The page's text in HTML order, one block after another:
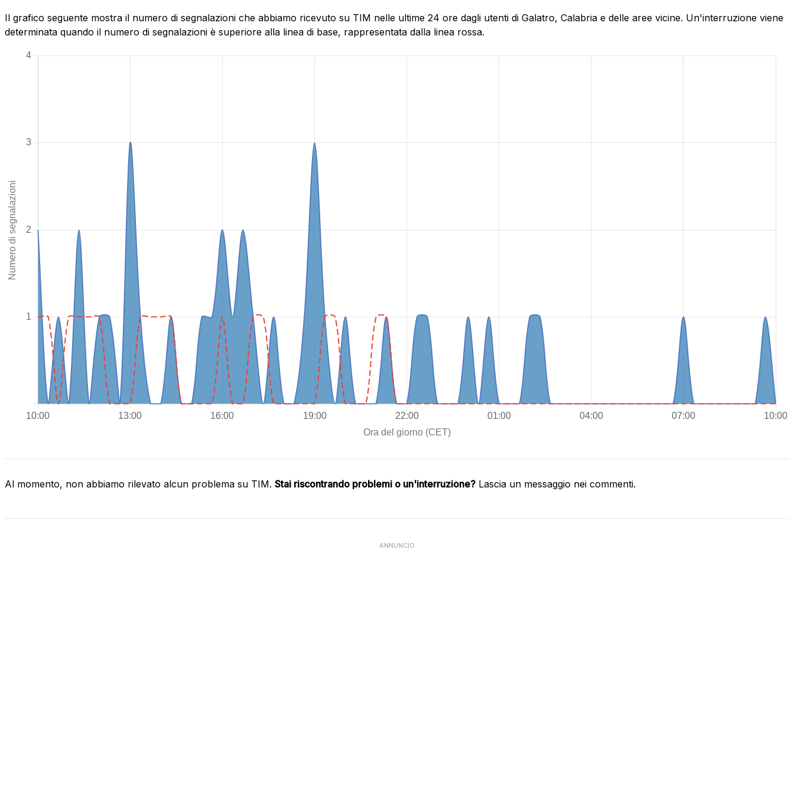
Il grafico seguente mostra il numero di segnalazioni che abbiamo ricevuto su TIM nelle ultime 24 ore dagli utenti di Galatro, Calabria e delle aree vicine. Un'interruzione viene
determinata quando il numero di segnalazioni è superiore alla linea di base, rappresentata dalla linea rossa.
Al momento, non abbiamo rilevato alcun problema su TIM. Stai riscontrando problemi o un'interruzione? Lascia un messaggio nei commenti.
ANNUNCIO